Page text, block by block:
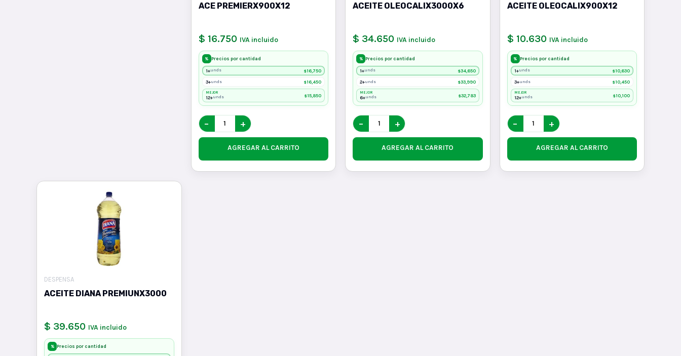
ACE PREMIERX900X12
$ 16.750 IVA incluido
% Precios por cantidad
1+unds $16,750
3+unds $16,450
MEJOR
12+unds $15,850
− +
AGREGAR AL CARRITO
ACEITE OLEOCALIX3000X6
$ 34.650 IVA incluido
% Precios por cantidad
1+unds $34,650
2+unds $33,990
MEJOR
6+unds $32,783
− +
AGREGAR AL CARRITO
ACEITE OLEOCALIX900X12
$ 10.630 IVA incluido
% Precios por cantidad
1+unds $10,630
3+unds $10,450
MEJOR
12+unds $10,100
− +
AGREGAR AL CARRITO
DESPENSA
ACEITE DIANA PREMIUNX3000
$ 39.650 IVA incluido
% Precios por cantidad